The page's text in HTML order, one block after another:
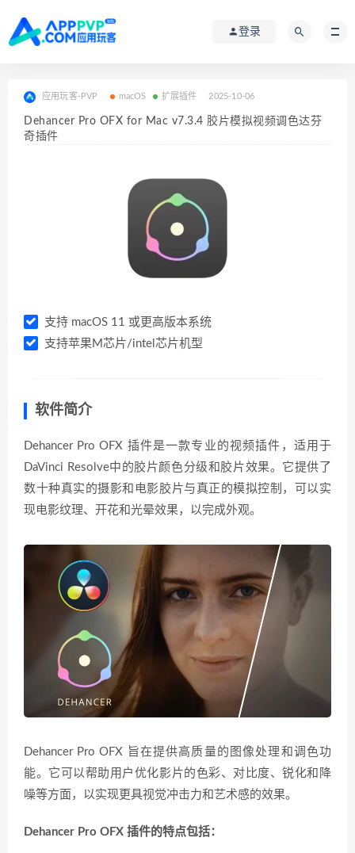
登录
应用玩客-PVP macOS 扩展插件 2025-10-06
Dehancer Pro OFX for Mac v7.3.4 胶片模拟视频调色达芬
奇插件
支持 macOS 11 或更高版本系统
支持苹果M芯片/intel芯片机型
软件简介
Dehancer Pro OFX 插件是一款专业的视频插件，适用于
DaVinci Resolve中的胶片颜色分级和胶片效果。它提供了
数十种真实的摄影和电影胶片与真正的模拟控制，可以实
现电影纹理、开花和光晕效果，以完成外观。
Dehancer Pro OFX 旨在提供高质量的图像处理和调色功
能。它可以帮助用户优化影片的色彩、对比度、锐化和降
噪等方面，以实现更具视觉冲击力和艺术感的效果。
Dehancer Pro OFX 插件的特点包括：